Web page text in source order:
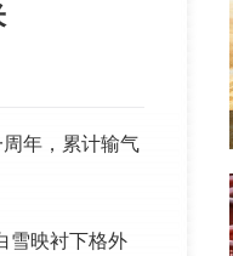
年，累计输气
雪映衬下格外